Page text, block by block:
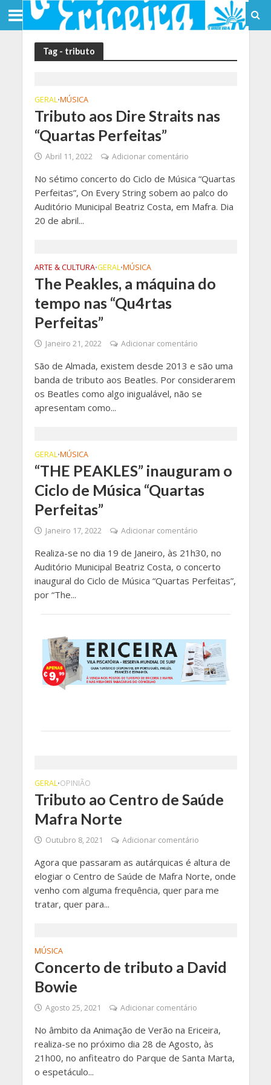
Tag - tributo
GERAL•MÚSICA
Tributo aos Dire Straits nas
“Quartas Perfeitas”
Abril 11, 2022 Adicionar comentário
No sétimo concerto do Ciclo de Música “Quartas
Perfeitas”, On Every String sobem ao palco do
Auditório Municipal Beatriz Costa, em Mafra. Dia
20 de abril...
ARTE & CULTURA•GERAL•MÚSICA
The Peakles, a máquina do
tempo nas “Qu4rtas
Perfeitas”
Janeiro 21, 2022 Adicionar comentário
São de Almada, existem desde 2013 e são uma
banda de tributo aos Beatles. Por considerarem
os Beatles como algo inigualável, não se
apresentam como...
GERAL•MÚSICA
“THE PEAKLES” inauguram o
Ciclo de Música “Quartas
Perfeitas”
Janeiro 17, 2022 Adicionar comentário
Realiza-se no dia 19 de Janeiro, às 21h30, no
Auditório Municipal Beatriz Costa, o concerto
inaugural do Ciclo de Música “Quartas Perfeitas”,
por “The...
GERAL•OPINIÃO
Tributo ao Centro de Saúde
Mafra Norte
Outubro 8, 2021 Adicionar comentário
Agora que passaram as autárquicas é altura de
elogiar o Centro de Saúde de Mafra Norte, onde
venho com alguma frequência, quer para me
tratar, quer para...
MÚSICA
Concerto de tributo a David
Bowie
Agosto 25, 2021 Adicionar comentário
No âmbito da Animação de Verão na Ericeira,
realiza-se no próximo dia 28 de Agosto, às
21h00, no anfiteatro do Parque de Santa Marta,
o espetáculo...